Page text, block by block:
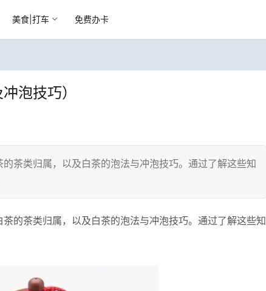
美食|打车 免费办卡
泡技巧）
茶类归属，以及白茶的泡法与冲泡技巧。通过了解这些知
的茶类归属，以及白茶的泡法与冲泡技巧。通过了解这些知